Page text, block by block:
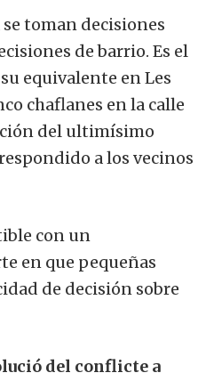
toman decisiones
de barrio. Es el
equivalente en Les
chaflanes en la calle
del ultimísimo
a los vecinos
con un
en que pequeñas
de decisión sobre
del conflicte a